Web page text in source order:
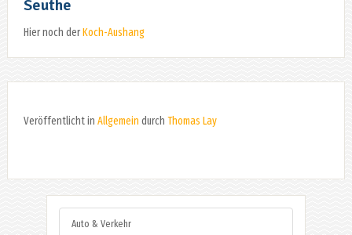
Seuthe
Hier noch derKoch-Aushang
Veröffentlicht in Allgemein durch Thomas Lay
Auto & Verkehr